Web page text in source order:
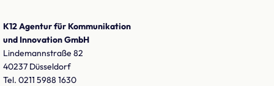
K12 Agentur für Kommunikation
und Innovation GmbH
Lindemannstraße 82
40237 Düsseldorf
Tel. 0211 5988 1630